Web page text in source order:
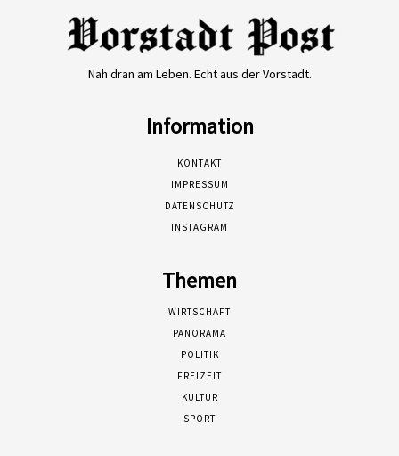
Nah dran am Leben. Echt aus der Vorstadt.
Information
KONTAKT
IMPRESSUM
DATENSCHUTZ
INSTAGRAM
Themen
WIRTSCHAFT
PANORAMA
POLITIK
FREIZEIT
KULTUR
SPORT